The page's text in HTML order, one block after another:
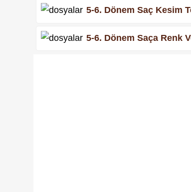
5-6. Dönem Saç Kesim
5-6. Dönem Saça Renk